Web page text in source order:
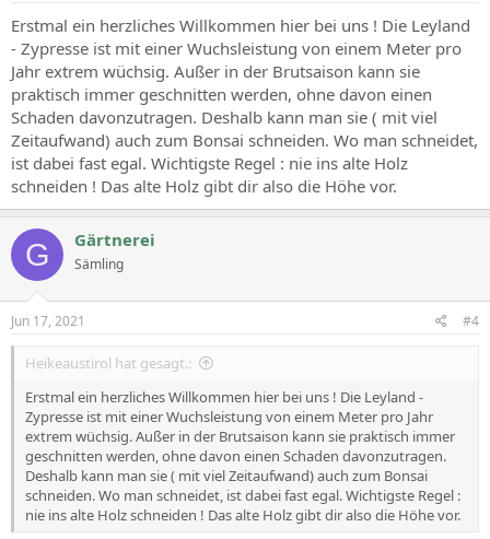
Erstmal ein herzliches Willkommen hier bei uns ! Die Leyland
- Zypresse ist mit einer Wuchsleistung von einem Meter pro
Jahr extrem wüchsig. Außer in der Brutsaison kann sie
praktisch immer geschnitten werden, ohne davon einen
Schaden davonzutragen. Deshalb kann man sie ( mit viel
Zeitaufwand) auch zum Bonsai schneiden. Wo man schneidet,
ist dabei fast egal. Wichtigste Regel : nie ins alte Holz
schneiden ! Das alte Holz gibt dir also die Höhe vor.
G Gärtnerei
Sämling
Jun 17, 2021 #4
Heikeaustirol hat gesagt.:
Erstmal ein herzliches Willkommen hier bei uns ! Die Leyland -
Zypresse ist mit einer Wuchsleistung von einem Meter pro Jahr
extrem wüchsig. Außer in der Brutsaison kann sie praktisch immer
geschnitten werden, ohne davon einen Schaden davonzutragen.
Deshalb kann man sie ( mit viel Zeitaufwand) auch zum Bonsai
schneiden. Wo man schneidet, ist dabei fast egal. Wichtigste Regel :
nie ins alte Holz schneiden ! Das alte Holz gibt dir also die Höhe vor.